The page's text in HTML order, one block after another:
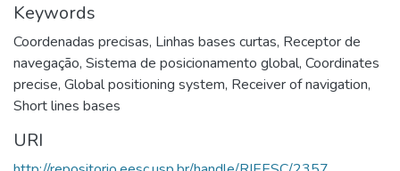
Keywords
Coordenadas precisas, Linhas bases curtas, Receptor de
navegação, Sistema de posicionamento global, Coordinates
precise, Global positioning system, Receiver of navigation,
Short lines bases
URI